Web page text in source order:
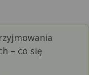
– co się